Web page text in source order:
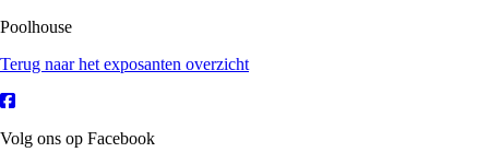
Poolhouse
Terug naar het exposanten overzicht
Volg ons op Facebook